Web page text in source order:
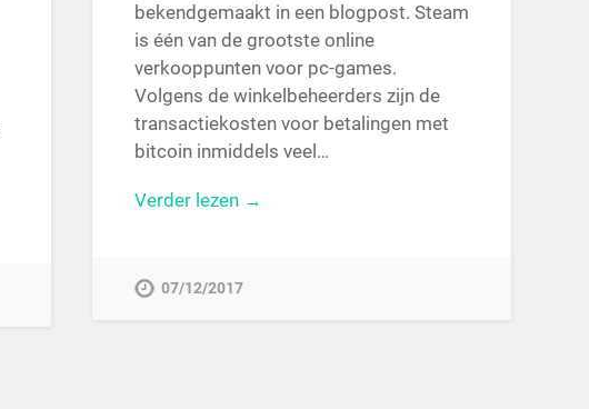
bekendgemaakt in een blogpost. Steam
is één van de grootste online
verkooppunten voor pc-games.
Volgens de winkelbeheerders zijn de
transactiekosten voor betalingen met
bitcoin inmiddels veel…
Verder lezen →
07/12/2017